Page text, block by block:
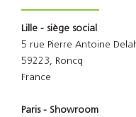
Lille - siège social
5 rue Pierre Antoine
59223, Roncq
France
Paris - Showroom